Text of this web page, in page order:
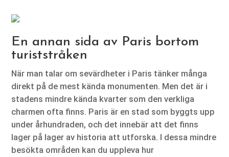
En annan sida av Paris bortom
turiststråken
När man talar om sevärdheter i Paris tänker många
direkt på de mest kända monumenten. Men det är i
stadens mindre kända kvarter som den verkliga
charmen ofta finns. Paris är en stad som byggts upp
under århundraden, och det innebär att det finns
lager på lager av historia att utforska. I dessa mindre
besökta områden kan du uppleva hur